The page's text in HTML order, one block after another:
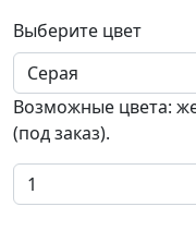
Выберите цвет
Возможные цвета:
(под заказ).